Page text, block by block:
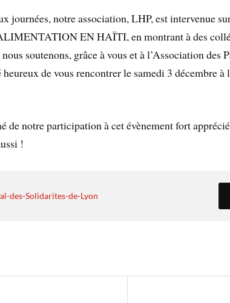
journées, notre association, LHP, est intervenue
EN HAÏTI, en montrant à des
soutenons, grâce à vous et à l’Association des
heureux de vous rencontrer le samedi 3 décembre
de notre participation à cet évènement fort
!
des-Solidarites-de-Lyon